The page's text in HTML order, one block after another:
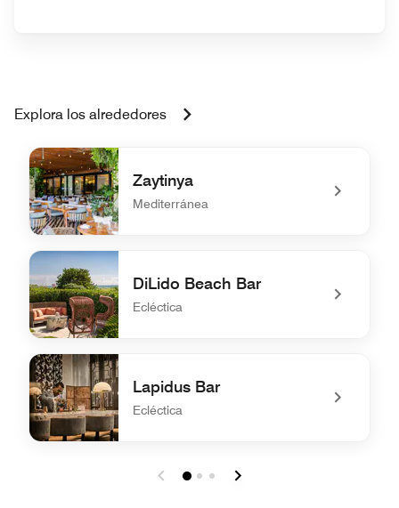
Explora los alrededores
Zaytinya
Mediterránea
undefined Zaytinya
DiLido Beach Bar
Ecléctica
undefined DiLido Beach Bar
Lapidus Bar
Ecléctica